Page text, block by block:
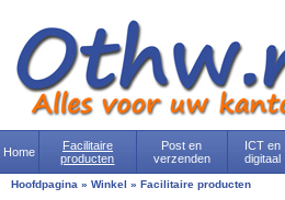
Home
Facilitaire
producten
Post en
verzenden
ICT en
digitaal
Hoofdpagina » Winkel » Facilitaire producten